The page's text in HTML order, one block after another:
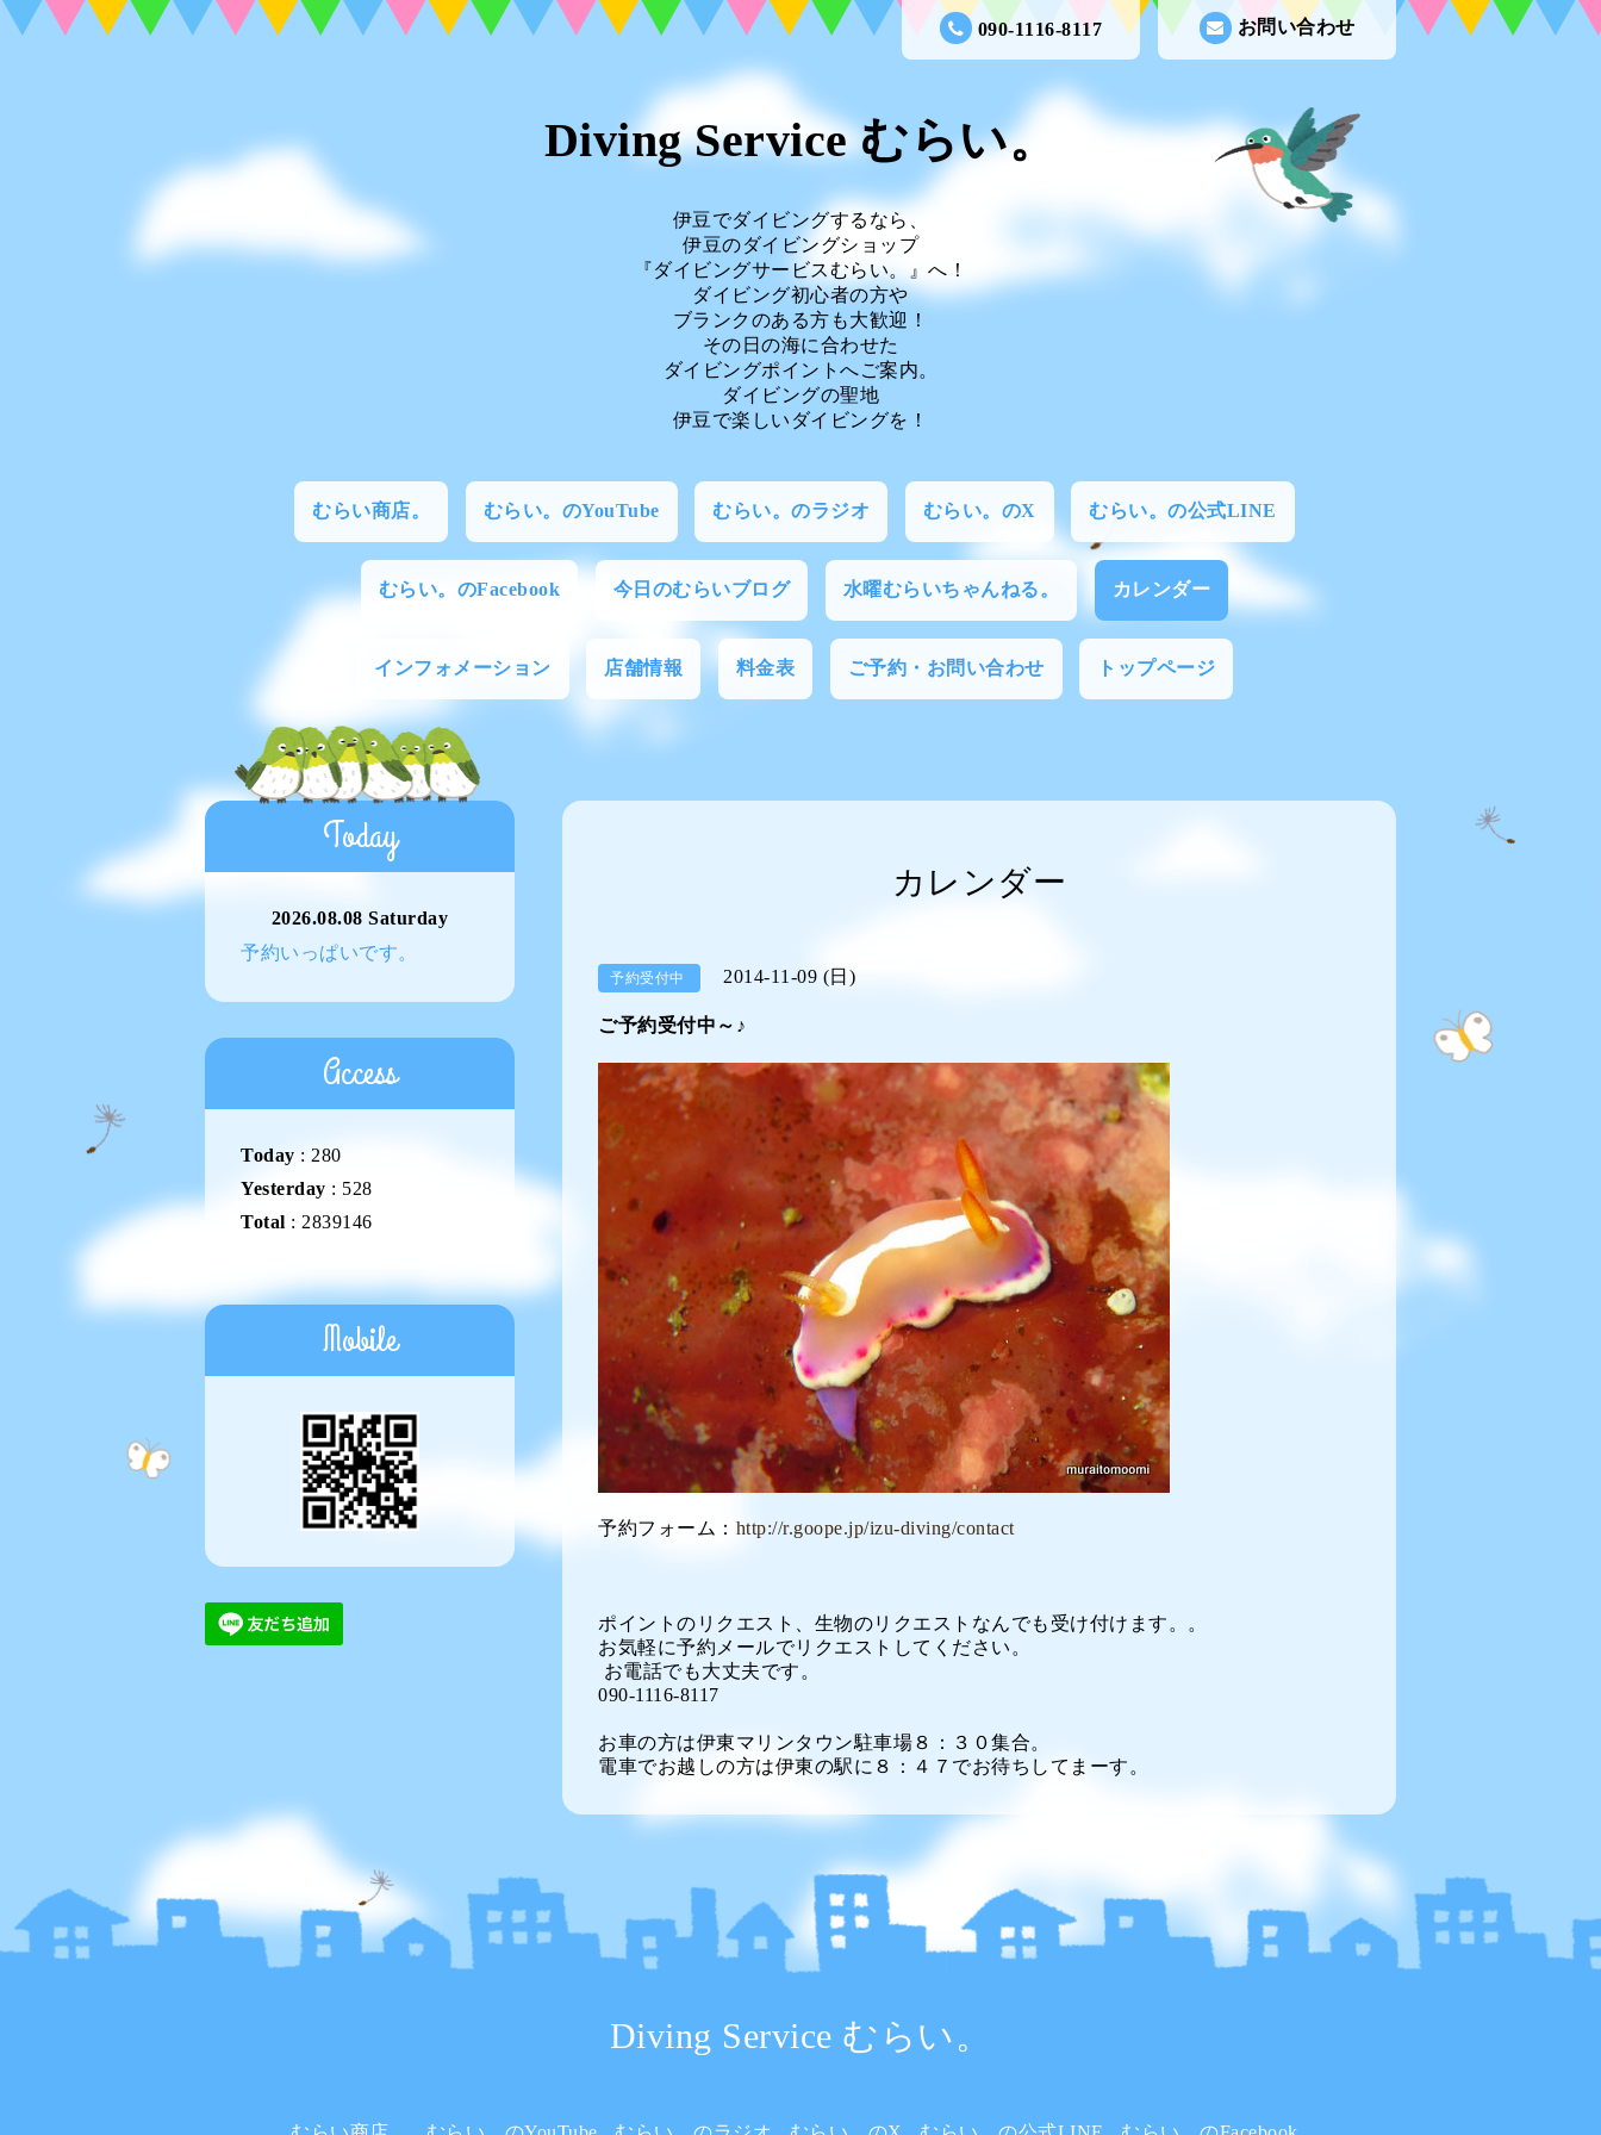
お問い合わせ
090-1116-8117
Diving Service むらい。
伊豆でダイビングするなら、
伊豆のダイビングショップ
『ダイビングサービスむらい。』へ！
ダイビング初心者の方や
ブランクのある方も大歓迎！
その日の海に合わせた
ダイビングポイントへご案内。
ダイビングの聖地
伊豆で楽しいダイビングを！
むらい商店。 むらい。のYouTube むらい。のラジオ むらい。のX むらい。の公式LINE
むらい。のFacebook 今日のむらいブログ 水曜むらいちゃんねる。 カレンダー
インフォメーション 店舗情報 料金表 ご予約・お問い合わせ トップページ
カレンダー
予約受付中 2014-11-09 (日)
ご予約受付中～♪
予約フォーム： http://r.goope.jp/izu-diving/contact
ポイントのリクエスト、生物のリクエストなんでも受け付けます。。
お気軽に予約メールでリクエストしてください。
お電話でも大丈夫です。
090-1116-8117
お車の方は伊東マリンタウン駐車場８：３０集合。
電車でお越しの方は伊東の駅に８：４７でお待ちしてまーす。
Today
2026.08.08 Saturday
予約いっぱいです。
Access
Today : 280
Yesterday : 528
Total : 2839146
Mobile
Diving Service むらい。